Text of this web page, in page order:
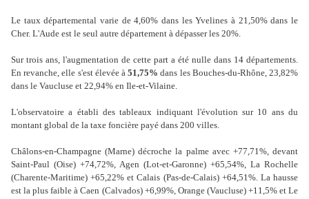
Le taux départemental varie de 4,60% dans les Yvelines à 21,50% dans le
Cher. L'Aude est le seul autre département à dépasser les 20%.
Sur trois ans, l'augmentation de cette part a été nulle dans 14 départements.
En revanche, elle s'est élevée à 51,75% dans les Bouches-du-Rhône, 23,82%
dans le Vaucluse et 22,94% en Ile-et-Vilaine.
L'observatoire a établi des tableaux indiquant l'évolution sur 10 ans du
montant global de la taxe foncière payé dans 200 villes.
Châlons-en-Champagne (Marne) décroche la palme avec +77,71%, devant
Saint-Paul (Oise) +74,72%, Agen (Lot-et-Garonne) +65,54%, La Rochelle
(Charente-Maritime) +65,22% et Calais (Pas-de-Calais) +64,51%. La hausse
est la plus faible à Caen (Calvados) +6,99%, Orange (Vaucluse) +11,5% et Le